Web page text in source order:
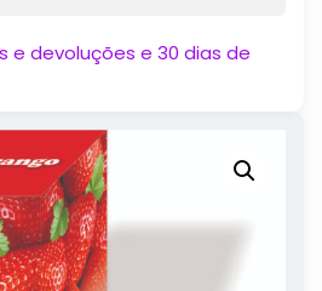
e devoluções e 30 dias de